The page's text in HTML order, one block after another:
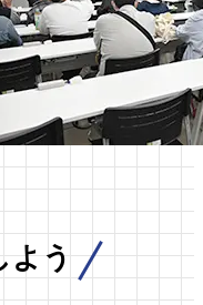
よう